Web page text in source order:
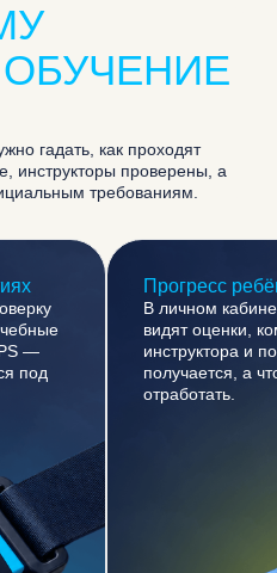
гадать, как проходят
инструкторы проверены, а
требованиям.
—
под
Прогресс
В личном
видят оценки,
инструктора и
получается, а
отработать.